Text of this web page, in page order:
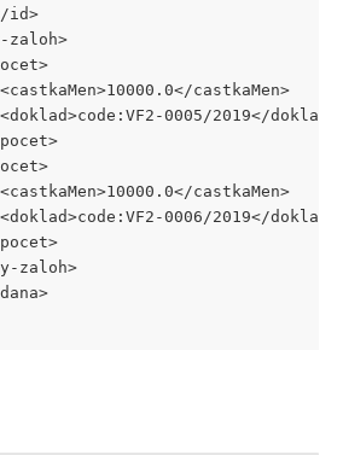
id>
zaloh>
				<castkaMen>10000.0</castkaMen>
				<doklad>code:VF2-0005/2019</doklad>
				<castkaMen>10000.0</castkaMen>
				<doklad>code:VF2-0006/2019</doklad>
zaloh>